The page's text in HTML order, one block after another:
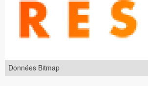
Données Bitmap